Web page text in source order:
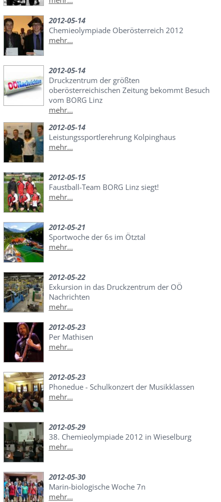
2012-05-14
Chemieolympiade Oberösterreich 2012
mehr...
2012-05-14
Druckzentrum der größten
oberösterreichischen Zeitung bekommt Besuch
vom BORG Linz
mehr...
2012-05-14
Leistungssportlerehrung Kolpinghaus
mehr...
2012-05-15
Faustball-Team BORG Linz siegt!
mehr...
2012-05-21
Sportwoche der 6s im Ötztal
mehr...
2012-05-22
Exkursion in das Druckzentrum der OÖ
Nachrichten
mehr...
2012-05-23
Per Mathisen
mehr...
2012-05-23
Phonedue - Schulkonzert der Musikklassen
mehr...
2012-05-29
38. Chemieolympiade 2012 in Wieselburg
mehr...
2012-05-30
Marin-biologische Woche 7n
mehr...